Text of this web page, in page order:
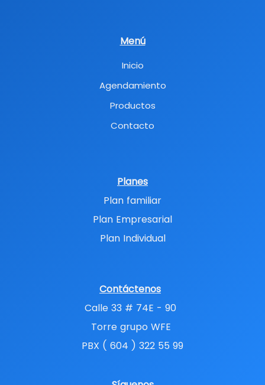
Menú
Inicio
Agendamiento
Productos
Contacto
Planes
Plan familiar
Plan Empresarial
Plan Individual
Contáctenos
Calle 33 # 74E - 90
Torre grupo WFE
PBX ( 604 ) 322 55 99